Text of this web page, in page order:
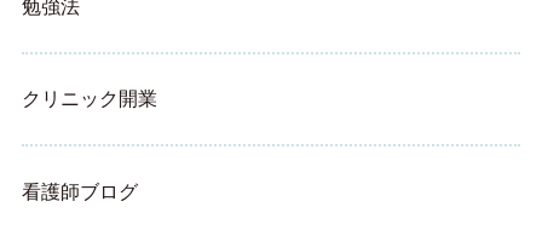
勉強法
クリニック開業
看護師ブログ